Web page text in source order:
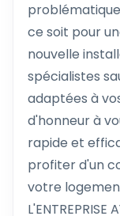
ce soit pour
nouvelle
spécialistes
adaptées à
d'honneur à
rapide et
profiter d'un
votre